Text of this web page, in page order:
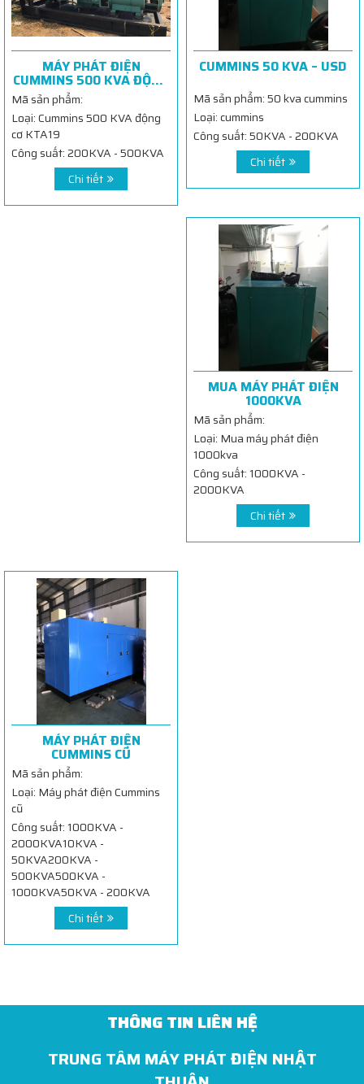
MÁY PHÁT ĐIỆN
CUMMINS 500 KVA ĐỘNG
CƠ KTA19
Mã sản phẩm:
Loại: Cummins 500 KVA động
cơ KTA19
Công suất: 200KVA - 500KVA
Chi tiết
CUMMINS 50 KVA – USD
Mã sản phẩm: 50 kva cummins
Loại: cummins
Công suất: 50KVA - 200KVA
Chi tiết
MUA MÁY PHÁT ĐIỆN
1000KVA
Mã sản phẩm:
Loại: Mua máy phát điện
1000kva
Công suất: 1000KVA -
2000KVA
Chi tiết
MÁY PHÁT ĐIỆN
CUMMINS CŨ
Mã sản phẩm:
Loại: Máy phát điện Cummins
cũ
Công suất: 1000KVA -
2000KVA10KVA -
50KVA200KVA -
500KVA500KVA -
1000KVA50KVA - 200KVA
Chi tiết
THÔNG TIN LIÊN HỆ
TRUNG TÂM MÁY PHÁT ĐIỆN NHẬT